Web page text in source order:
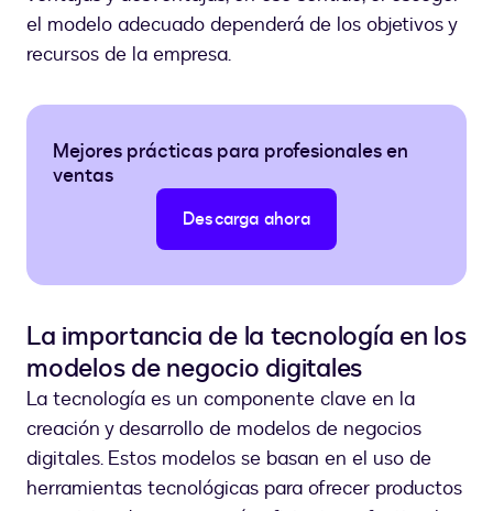
el modelo adecuado dependerá de los objetivos y
recursos de la empresa.
Mejores prácticas para profesionales en
ventas
Descarga ahora
La importancia de la tecnología en los
modelos de negocio digitales
La tecnología es un componente clave en la
creación y desarrollo de modelos de negocios
digitales. Estos modelos se basan en el uso de
herramientas tecnológicas para ofrecer productos